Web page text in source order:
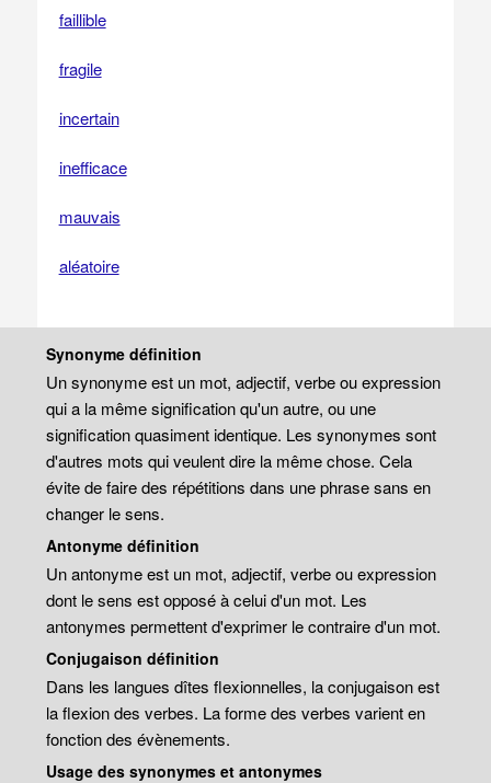
faillible
fragile
incertain
inefficace
mauvais
aléatoire
Synonyme définition
Un synonyme est un mot, adjectif, verbe ou expression
qui a la même signification qu'un autre, ou une
signification quasiment identique. Les synonymes sont
d'autres mots qui veulent dire la même chose. Cela
évite de faire des répétitions dans une phrase sans en
changer le sens.
Antonyme définition
Un antonyme est un mot, adjectif, verbe ou expression
dont le sens est opposé à celui d'un mot. Les
antonymes permettent d'exprimer le contraire d'un mot.
Conjugaison définition
Dans les langues dîtes flexionnelles, la conjugaison est
la flexion des verbes. La forme des verbes varient en
fonction des évènements.
Usage des synonymes et antonymes